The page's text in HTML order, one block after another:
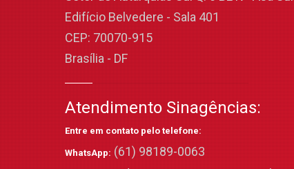
Edifício Belvedere - Sala 401
CEP: 70070-915
Brasília - DF
Atendimento Sinagências:
Entre em contato pelo telefone:
WhatsApp:(61) 98189-0063